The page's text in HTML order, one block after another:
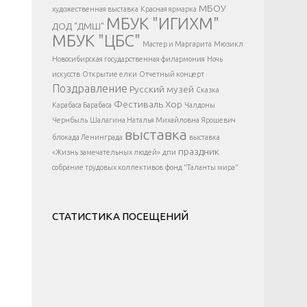
</div >
художественная выставка Красная ярмарка МБОУ
ДОД "ДМШ" МБУК "ИГИХМ"
МБУК "ЦБС" Мастер и Маргарита Мюзикл
Новосибирская государственная филармония Ночь
искусств Открытие елки Отчетный концерт
Поздравление Русский музей Сказка
Карабаса Барабаса ФестивальХор Чалдоны
Чернбыль Шалагина Наталья Михайловна Ярошевич
блокада Ленинграда выставка выставка
«Жизнь замечательных людей» дпи праздник
собрание трудовых коллективов фонд "Таланты мира"
СТАТИСТИКА ПОСЕЩЕНИЙ